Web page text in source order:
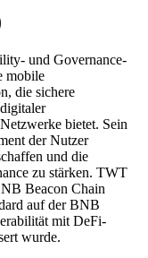
und Governance-
mobile
die sichere
bietet. Sein
der Nutzer
und die
zu stärken. TWT
Beacon Chain
auf der BNB
mit DeFi-
wurde.